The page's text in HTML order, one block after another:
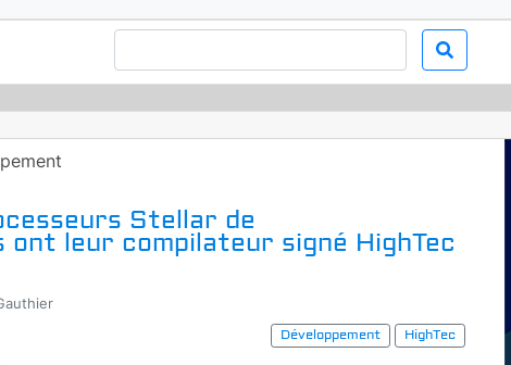
Stellar de
leur compilateur signé HighTec
Développement
HighTec